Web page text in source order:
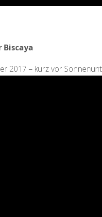
Biscaya
2017 – kurz vor